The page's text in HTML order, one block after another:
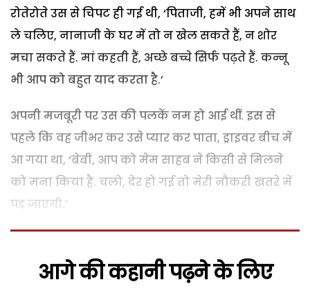
रोतेरोते उस से चिपट ही गई थी, ‘पिताजी, हमें भी अपने साथ
ले चलिए, नानाजी के घर में तो न खेल सकते हैं, न शोर
मचा सकते हैं. मां कहती हैं, अच्छे बच्चे सिर्फ पढ़ते हैं. कन्नू
भी आप को बहुत याद करता है.’
अपनी मजबूरी पर उस की पलकें नम हो आई थीं. इस से
पहले कि वह जीभर कर उसे प्यार कर पाता, ड्राइवर बीच में
आ गया था, ‘बेबी, आप को मेम साहब ने किसी से मिलने
को मना किया है. चलो, देर हो गई तो मेरी नौकरी खतरे में
पड़ जाएगी.’
आगे की कहानी पढ़ने के लिए